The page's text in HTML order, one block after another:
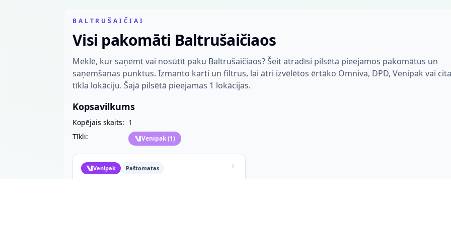
BALTRUŠAIČIAI
Visi pakomāti Baltrušaičiaos
Meklē, kur saņemt vai nosūtīt paku Baltrušaičiaos? Šeit atradīsi pilsētā pieejamos pakomātus un
saņemšanas punktus. Izmanto karti un filtrus, lai ātri izvēlētos ērtāko Omniva, DPD, Venipak vai cita
tīkla lokāciju. Šajā pilsētā pieejamas 1 lokācijas.
Kopsavilkums
Kopējais skaits: 1
Tīkli:
Venipak(1)
Venipak Paštomatas